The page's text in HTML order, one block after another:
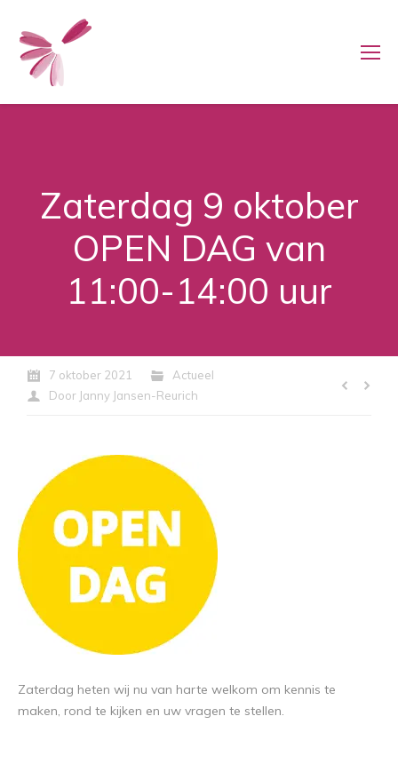
Zaterdag 9 oktober
OPEN DAG van
11:00-14:00 uur
7 oktober 2021
Actueel
Door Janny Jansen-Reurich
Zaterdag heten wij nu van harte welkom om kennis te
maken, rond te kijken en uw vragen te stellen.